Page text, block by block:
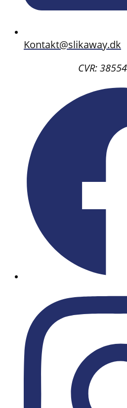
Kontakt@slikaway.dk
CVR: